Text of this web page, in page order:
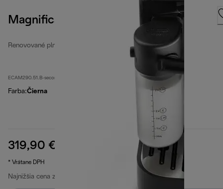
Magnifica Evo
Renovované plne automatické kávovary
ECAM290.51.B-second
Farba:Čierna
319,90 € pôvodná cena 499,90 €
* Vrátane DPH
Najnižšia cena za posledných 30 dní